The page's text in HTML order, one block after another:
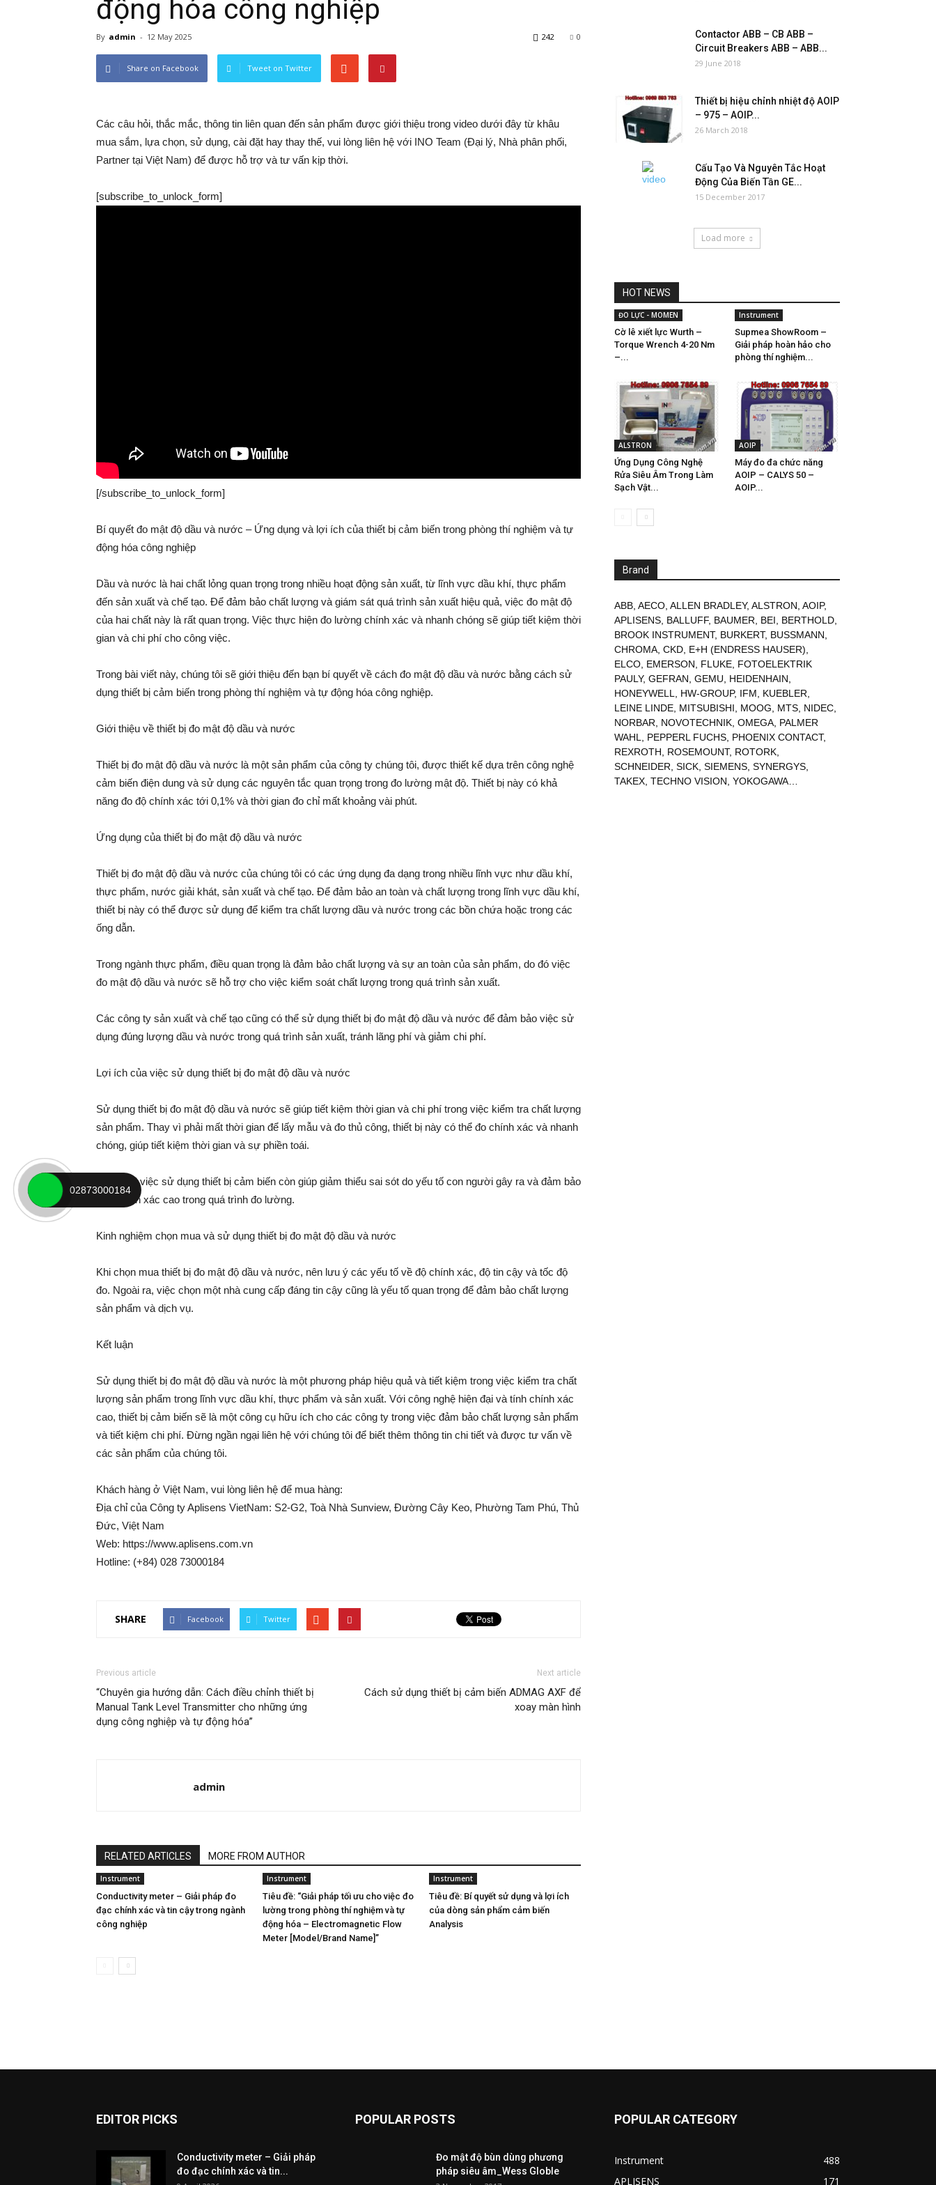
động hóa công nghiệp
By admin - 12 May 2025 0
242
Share on Facebook Tweet on Twitter
Các câu hỏi, thắc mắc, thông tin liên quan đến sản phẩm được giới thiệu trong video dưới đây từ khâu
mua sắm, lựa chọn, sử dụng, cài đặt hay thay thế, vui lòng liên hệ với INO Team (Đại lý, Nhà phân phối,
Partner tại Việt Nam) để được hỗ trợ và tư vấn kịp thời.
[subscribe_to_unlock_form]
[/subscribe_to_unlock_form]
Bí quyết đo mật độ dầu và nước – Ứng dụng và lợi ích của thiết bị cảm biến trong phòng thí nghiệm và tự
động hóa công nghiệp
Dầu và nước là hai chất lỏng quan trọng trong nhiều hoạt động sản xuất, từ lĩnh vực dầu khí, thực phẩm
đến sản xuất và chế tạo. Để đảm bảo chất lượng và giám sát quá trình sản xuất hiệu quả, việc đo mật độ
của hai chất này là rất quan trọng. Việc thực hiện đo lường chính xác và nhanh chóng sẽ giúp tiết kiệm thời
gian và chi phí cho công việc.
Trong bài viết này, chúng tôi sẽ giới thiệu đến bạn bí quyết về cách đo mật độ dầu và nước bằng cách sử
dụng thiết bị cảm biến trong phòng thí nghiệm và tự động hóa công nghiệp.
Giới thiệu về thiết bị đo mật độ dầu và nước
Thiết bị đo mật độ dầu và nước là một sản phẩm của công ty chúng tôi, được thiết kế dựa trên công nghệ
cảm biến điện dung và sử dụng các nguyên tắc quan trọng trong đo lường mật độ. Thiết bị này có khả
năng đo độ chính xác tới 0,1% và thời gian đo chỉ mất khoảng vài phút.
Ứng dụng của thiết bị đo mật độ dầu và nước
Thiết bị đo mật độ dầu và nước của chúng tôi có các ứng dụng đa dạng trong nhiều lĩnh vực như dầu khí,
thực phẩm, nước giải khát, sản xuất và chế tạo. Để đảm bảo an toàn và chất lượng trong lĩnh vực dầu khí,
thiết bị này có thể được sử dụng để kiểm tra chất lượng dầu và nước trong các bồn chứa hoặc trong các
ống dẫn.
Trong ngành thực phẩm, điều quan trọng là đảm bảo chất lượng và sự an toàn của sản phẩm, do đó việc
đo mật độ dầu và nước sẽ hỗ trợ cho việc kiểm soát chất lượng trong quá trình sản xuất.
Các công ty sản xuất và chế tạo cũng có thể sử dụng thiết bị đo mật độ dầu và nước để đảm bảo việc sử
dụng đúng lượng dầu và nước trong quá trình sản xuất, tránh lãng phí và giảm chi phí.
Lợi ích của việc sử dụng thiết bị đo mật độ dầu và nước
Sử dụng thiết bị đo mật độ dầu và nước sẽ giúp tiết kiệm thời gian và chi phí trong việc kiểm tra chất lượng
sản phẩm. Thay vì phải mất thời gian để lấy mẫu và đo thủ công, thiết bị này có thể đo chính xác và nhanh
chóng, giúp tiết kiệm thời gian và sự phiền toái.
Ngoài ra, việc sử dụng thiết bị cảm biến còn giúp giảm thiểu sai sót do yếu tố con người gây ra và đảm bảo
tính chính xác cao trong quá trình đo lường.
Kinh nghiệm chọn mua và sử dụng thiết bị đo mật độ dầu và nước
Khi chọn mua thiết bị đo mật độ dầu và nước, nên lưu ý các yếu tố về độ chính xác, độ tin cậy và tốc độ
đo. Ngoài ra, việc chọn một nhà cung cấp đáng tin cậy cũng là yếu tố quan trọng để đảm bảo chất lượng
sản phẩm và dịch vụ.
Kết luận
Sử dụng thiết bị đo mật độ dầu và nước là một phương pháp hiệu quả và tiết kiệm trong việc kiểm tra chất
lượng sản phẩm trong lĩnh vực dầu khí, thực phẩm và sản xuất. Với công nghệ hiện đại và tính chính xác
cao, thiết bị cảm biến sẽ là một công cụ hữu ích cho các công ty trong việc đảm bảo chất lượng sản phẩm
và tiết kiệm chi phí. Đừng ngần ngại liên hệ với chúng tôi để biết thêm thông tin chi tiết và được tư vấn về
các sản phẩm của chúng tôi.
Khách hàng ở Việt Nam, vui lòng liên hệ để mua hàng:
Địa chỉ của Công ty Aplisens VietNam: S2-G2, Toà Nhà Sunview, Đường Cây Keo, Phường Tam Phú, Thủ
Đức, Việt Nam
Web: https://www.aplisens.com.vn
Hotline: (+84) 028 73000184
SHARE Facebook Twitter
Previous article
“Chuyên gia hướng dẫn: Cách điều chỉnh thiết bị
Manual Tank Level Transmitter cho những ứng
dụng công nghiệp và tự động hóa”
Next article
Cách sử dụng thiết bị cảm biến ADMAG AXF để
xoay màn hình
admin
RELATED ARTICLES MORE FROM AUTHOR
Instrument
Conductivity meter – Giải pháp đo
đạc chính xác và tin cậy trong ngành
công nghiệp
Instrument
Tiêu đề: “Giải pháp tối ưu cho việc đo
lường trong phòng thí nghiệm và tự
động hóa – Electromagnetic Flow
Meter [Model/Brand Name]”
Instrument
Tiêu đề: Bí quyết sử dụng và lợi ích
của dòng sản phẩm cảm biến
Analysis
Contactor ABB – CB ABB –
Circuit Breakers ABB – ABB...
29 June 2018
Thiết bị hiệu chỉnh nhiệt độ AOIP
– 975 – AOIP...
26 March 2018
Cấu Tạo Và Nguyên Tắc Hoạt
Động Của Biến Tần GE...
15 December 2017
Load more
HOT NEWS
ĐO LỰC - MOMEN
Cờ lê xiết lực Wurth –
Torque Wrench 4-20 Nm
–...
Instrument
Supmea ShowRoom –
Giải pháp hoàn hảo cho
phòng thí nghiệm...
ALSTRON
Ứng Dụng Công Nghệ
Rửa Siêu Âm Trong Làm
Sạch Vật...
AOIP
Máy đo đa chức năng
AOIP – CALYS 50 –
AOIP...
Brand
ABB, AECO, ALLEN BRADLEY, ALSTRON, AOIP,
APLISENS, BALLUFF, BAUMER, BEI, BERTHOLD,
BROOK INSTRUMENT, BURKERT, BUSSMANN,
CHROMA, CKD, E+H (ENDRESS HAUSER),
ELCO, EMERSON, FLUKE, FOTOELEKTRIK
PAULY, GEFRAN, GEMU, HEIDENHAIN,
HONEYWELL, HW-GROUP, IFM, KUEBLER,
LEINE LINDE, MITSUBISHI, MOOG, MTS, NIDEC,
NORBAR, NOVOTECHNIK, OMEGA, PALMER
WAHL, PEPPERL FUCHS, PHOENIX CONTACT,
REXROTH, ROSEMOUNT, ROTORK,
SCHNEIDER, SICK, SIEMENS, SYNERGYS,
TAKEX, TECHNO VISION, YOKOGAWA…
EDITOR PICKS
Conductivity meter – Giải pháp
đo đạc chính xác và tin...
POPULAR POSTS
Đo mật độ bùn dùng phương
pháp siêu âm_Wess Globle
POPULAR CATEGORY
Instrument
488
APLISENS
171
02873000184